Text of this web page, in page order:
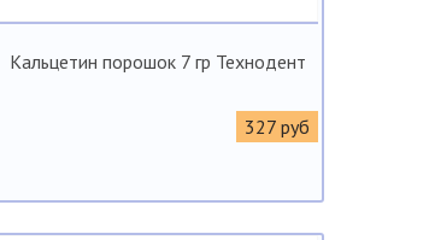
Кальцетин порошок 7 гр Технодент
327 руб